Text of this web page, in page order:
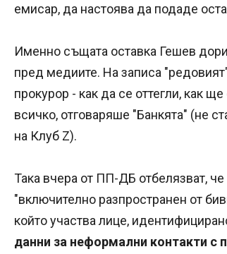
емисар, да настоява да подаде
Именно същата оставка Гешев
пред медиите. На записа
прокурор - как да се оттегли, как
всичко, отговаряше "Банкята" (не
на Клуб Z).
Така вчера от ПП-ДБ отбелязват,
"включително разпространен от
който участва лице,
данни за неформални контакти с